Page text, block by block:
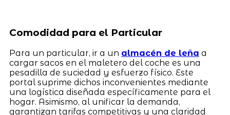
Comodidad para el Particular
Para un particular, ir a un almacén de leña a
cargar sacos en el maletero del coche es una
pesadilla de suciedad y esfuerzo físico. Este
portal suprime dichos inconvenientes mediante
una logística diseñada específicamente para el
hogar. Asimismo, al unificar la demanda,
garantizan tarifas competitivas y una claridad